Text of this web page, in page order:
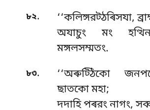
৮২. ‘‘কলিঙ্গরট্ঠৰিসযা,
অযাচুং মং
মঙ্গলসম্মতং.
৮৩. ‘‘অৰুট্ঠিকো
ছাতকো মহা;
দদাহি পৰরং নাগং,